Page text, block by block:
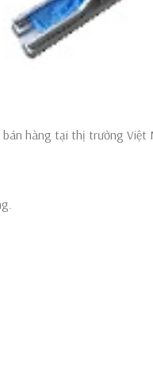
bán hàng tại thị trường Việt